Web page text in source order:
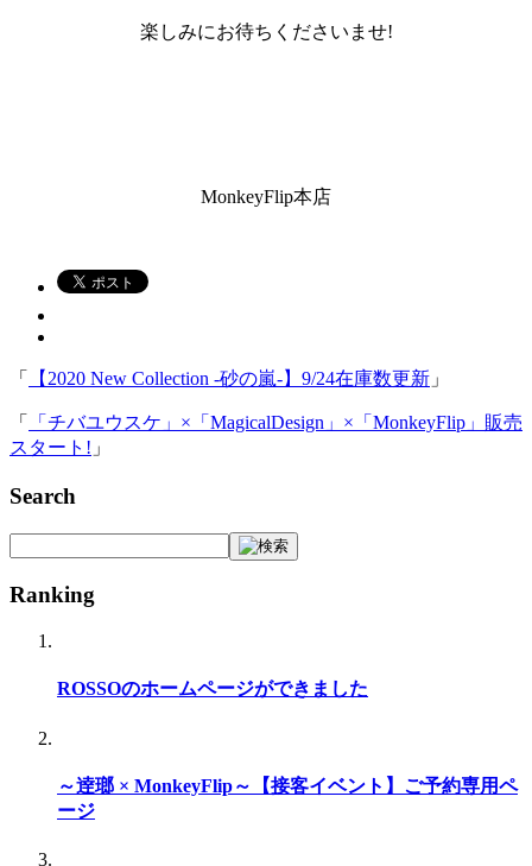
楽しみにお待ちくださいませ!
MonkeyFlip本店
「 【2020 New Collection -砂の嵐-】9/24在庫数更新 」
「
「チバユウスケ」×「MagicalDesign」×「MonkeyFlip」販売
スタート! 」
Search
Ranking
ROSSOのホームページができました
～逹瑯 × MonkeyFlip～【接客イベント】ご予約専用ペ
ージ